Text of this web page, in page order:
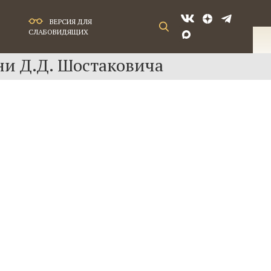
ВЕРСИЯ ДЛЯ
СЛАБОВИДЯЩИХ
Д.Д. Шостаковича